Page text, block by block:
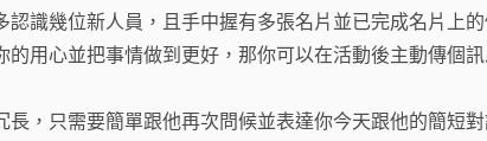
認識幾位新人員，且手中握有多張名片並已完成名片上
的用心並把事情做到更好，那你可以在活動後主動傳個
長，只需要簡單跟他再次問候並表達你今天跟他的簡短對